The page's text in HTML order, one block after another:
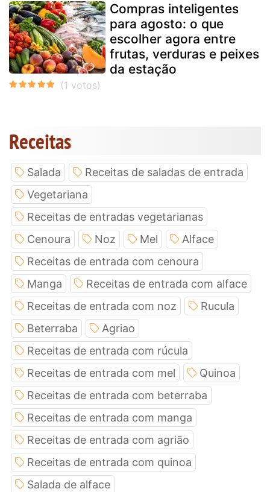
Compras inteligentes
para agosto: o que
escolher agora entre
frutas, verduras e peixes
da estação
Receitas
Salada
Receitas de saladas de entrada
Vegetariana
Receitas de entradas vegetarianas
Cenoura
Noz Mel
Alface
Receitas de entrada com cenoura
Manga
Receitas de entrada com alface
Receitas de entrada com noz
Rucula
Beterraba
Agriao
Receitas de entrada com rúcula
Receitas de entrada com mel
Quinoa
Receitas de entrada com beterraba
Receitas de entrada com manga
Receitas de entrada com agrião
Receitas de entrada com quinoa
Salada de alface